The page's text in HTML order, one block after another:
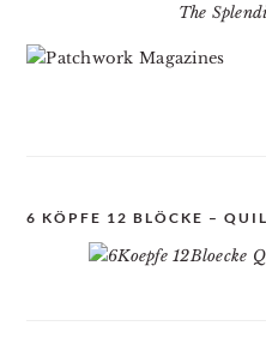
The
6 KÖPFE 12 BLÖCKE –